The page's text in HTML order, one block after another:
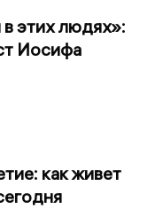
этих людях»:
Иосифа
как живет